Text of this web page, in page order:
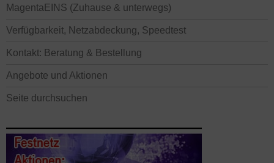
MagentaEINS (Zuhause & unterwegs)
Verfügbarkeit, Netzabdeckung, Speedtest
Kontakt: Beratung & Bestellung
Angebote und Aktionen
Seite durchsuchen